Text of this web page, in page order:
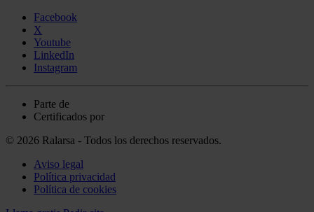
Facebook
X
Youtube
LinkedIn
Instagram
Parte de
Certificados por
© 2026 Ralarsa - Todos los derechos reservados.
Aviso legal
Política privacidad
Política de cookies